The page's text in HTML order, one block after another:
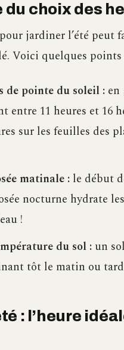
du choix des
jardiner l’été
Voici quelques
de pointe du soleil :en
entre 11 heures et 16
sur les feuilles des
matinale :le début
nocturne hydrate
!
du sol :un
tôt le matin ou
: l’heure